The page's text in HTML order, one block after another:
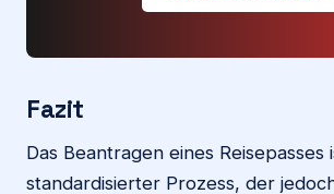
Fazit
Das Beantragen eines Reisepasses
standardisierter Prozess, der